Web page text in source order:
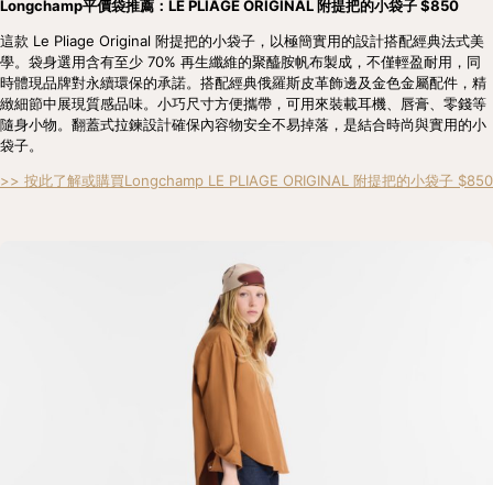
Longchamp平價袋推薦：LE PLIAGE ORIGINAL 附提把的小袋子 $850
這款 Le Pliage Original 附提把的小袋子，以極簡實用的設計搭配經典法式美
學。袋身選用含有至少 70% 再生纖維的聚醯胺帆布製成，不僅輕盈耐用，同
時體現品牌對永續環保的承諾。搭配經典俄羅斯皮革飾邊及金色金屬配件，精
緻細節中展現質感品味。小巧尺寸方便攜帶，可用來裝載耳機、唇膏、零錢等
隨身小物。翻蓋式拉鍊設計確保內容物安全不易掉落，是結合時尚與實用的小
袋子。
>> 按此了解或購買Longchamp LE PLIAGE ORIGINAL 附提把的小袋子 $850